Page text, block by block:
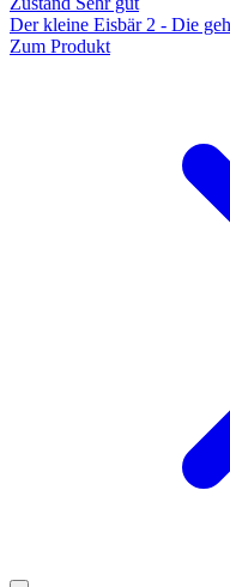
Der kleine Eisbär 2 - Die
Zum Produkt